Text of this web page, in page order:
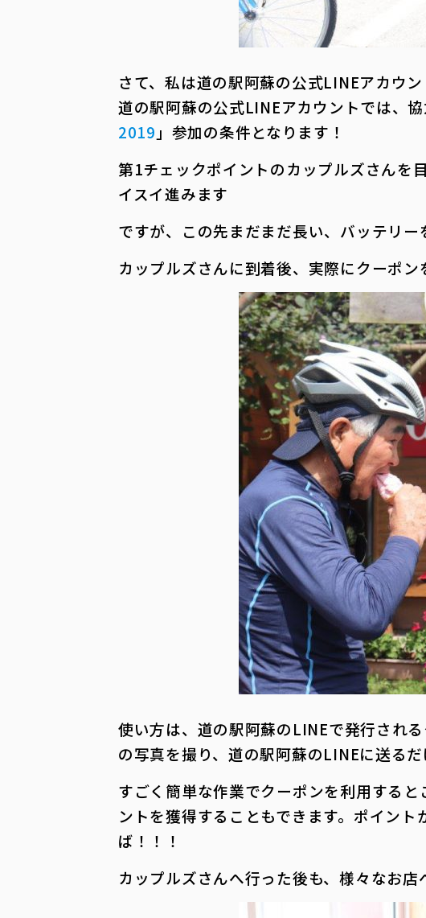
さて、私は道の駅阿蘇の公式LINEアカウ
道の駅阿蘇の公式LINEアカウントでは、
2019 」参加の条件となります！
第1チェックポイントのカップルズさんを
イスイ進みます
ですが、この先まだまだ長い、バッテリ
カップルズさんに到着後、実際にクーポン
使い方は、道の駅阿蘇のLINEで発行され
の写真を撮り、道の駅阿蘇のLINEに送るだ
すごく簡単な作業でクーポンを利用すると
ントを獲得することもできます。ポイン
ば！！！
カップルズさんへ行った後も、様々なお店